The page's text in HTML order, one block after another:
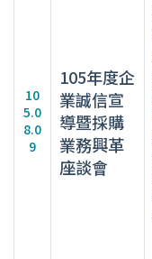
10
5.0
8.0
9
105年度企
業誠信宣
導暨採購
業務興革
座談會